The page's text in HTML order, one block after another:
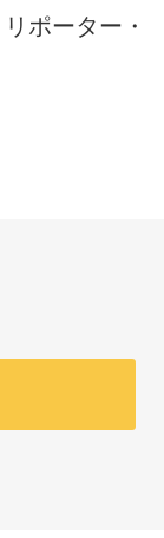
ポーター・